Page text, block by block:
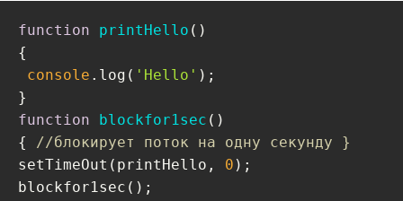
function printHello (
{
console .log( 'Hello' );
function
blockfor1sec (
{ //блокирует поток на одну секунду }
setTimeOut(printHello, 0 );